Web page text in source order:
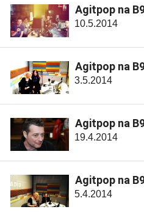
Agitpop na
10.5.2014
Agitpop na
3.5.2014
Agitpop na
19.4.2014
Agitpop na
5.4.2014